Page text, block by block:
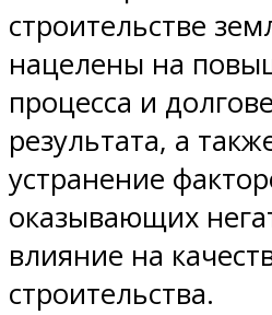
строительстве
нацелены на
процесса и
результата, а
устранение
оказывающих
влияние на
строительства.